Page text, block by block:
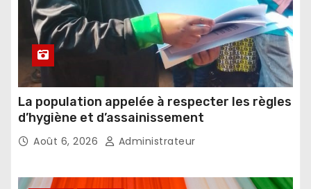
La population appelée à respecter les règles
d’hygiène et d’assainissement
Août 6, 2026 Administrateur